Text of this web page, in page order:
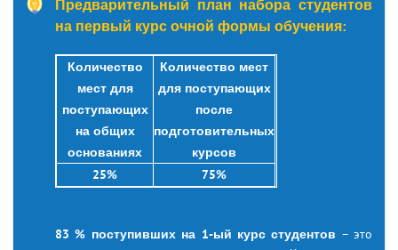
Предварительный план набора студентов
на первый курс очной формы обучения:
Количество
мест для
поступающих
на общих
основаниях
Количество мест
для поступающих
после
подготовительных
курсов
25%
75%
83 % поступивших на 1-ый курс студентов – это